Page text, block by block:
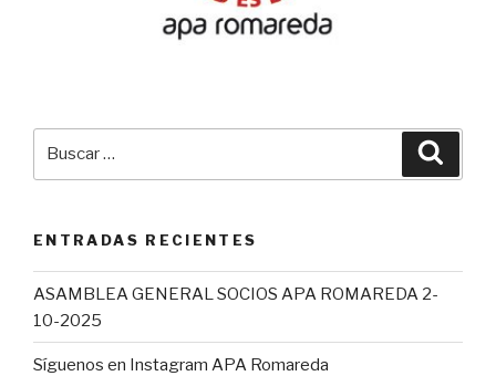
ENTRADAS RECIENTES
ASAMBLEA GENERAL SOCIOS APA ROMAREDA 2-
10-2025
Síguenos en Instagram APA Romareda